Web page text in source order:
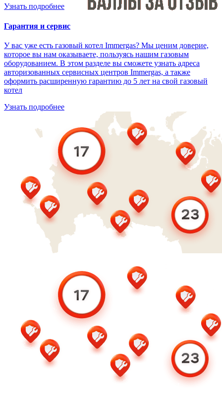
Узнать подробнее
Гарантия и сервис
У вас уже есть газовый котел Immergas? Мы ценим доверие,
которое вы нам оказываете, пользуясь нашим газовым
оборудованием. В этом разделе вы сможете узнать адреса
авторизованных сервисных центров Immergas, а также
оформить расширенную гарантию до 5 лет на свой газовый
котел
Узнать подробнее